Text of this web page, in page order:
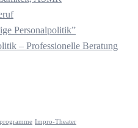
Personalpolitik”
– Professionelle Beratung
Impro-Theater